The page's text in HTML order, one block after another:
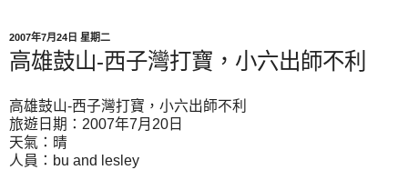
2007年7月24日 星期二
高雄鼓山-西子灣打寶，小六出師不利
高雄鼓山-西子灣打寶，小六出師不利
旅遊日期：2007年7月20日
天氣：晴
人員：bu and lesley